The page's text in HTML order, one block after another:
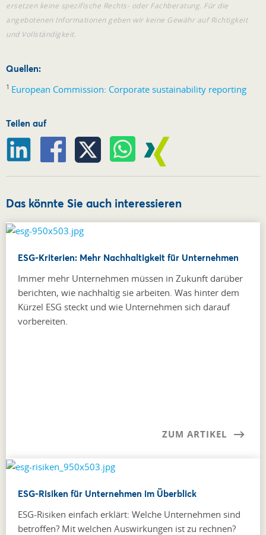
ersetzen keine spezifische Rechts- oder Fachberatung. Für die
angebotenen Informationen geben wir keine Gewähr auf Richtigkeit
und Vollständigkeit.
Quellen:
1 European Commission: Corporate sustainability reporting
Teilen auf
Das könnte Sie auch interessieren
ESG-Kriterien: Mehr Nachhaltigkeit für Unternehmen
Immer mehr Unternehmen müssen in Zukunft darüber
berichten, wie nachhaltig sie arbeiten. Was hinter dem
Kürzel ESG steckt und wie Unternehmen sich darauf
vorbereiten.
ZUM ARTIKEL
ESG-Risiken für Unternehmen im Überblick
ESG-Risiken einfach erklärt: Welche Unternehmen sind
betroffen? Mit welchen Auswirkungen ist zu rechnen?